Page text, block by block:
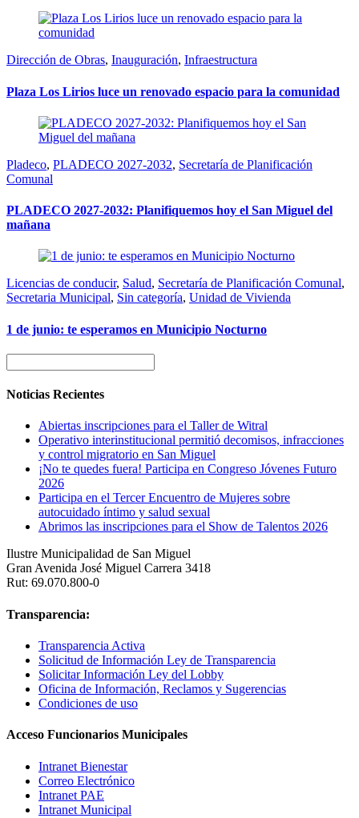
Dirección de Obras, Inauguración, Infraestructura
Plaza Los Lirios luce un renovado espacio para la comunidad
Pladeco, PLADECO 2027-2032, Secretaría de Planificación
Comunal
PLADECO 2027-2032: Planifiquemos hoy el San Miguel del
mañana
Licencias de conducir, Salud, Secretaría de Planificación Comunal,
Secretaria Municipal, Sin categoría, Unidad de Vivienda
1 de junio: te esperamos en Municipio Nocturno
Noticias Recientes
Abiertas inscripciones para el Taller de Witral
Operativo interinstitucional permitió decomisos, infracciones
y control migratorio en San Miguel
¡No te quedes fuera! Participa en Congreso Jóvenes Futuro
2026
Participa en el Tercer Encuentro de Mujeres sobre
autocuidado íntimo y salud sexual
Abrimos las inscripciones para el Show de Talentos 2026
Ilustre Municipalidad de San Miguel
Gran Avenida José Miguel Carrera 3418
Rut: 69.070.800-0
Transparencia:
Transparencia Activa
Solicitud de Información Ley de Transparencia
Solicitar Información Ley del Lobby
Oficina de Información, Reclamos y Sugerencias
Condiciones de uso
Acceso Funcionarios Municipales
Intranet Bienestar
Correo Electrónico
Intranet PAE
Intranet Municipal